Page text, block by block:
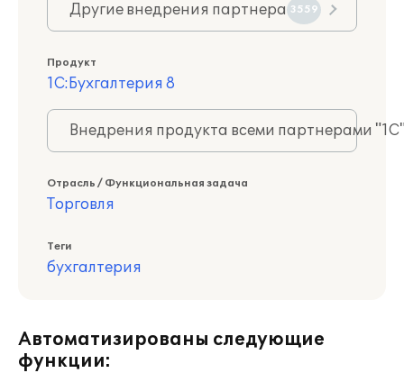
Другие внедрения партнера 3559
Продукт
1С:Бухгалтерия 8
Внедрения продукта всеми партнерами
Отрасль / Функциональная задача
Торговля
Теги
бухгалтерия
Автоматизированы следующие
функции: